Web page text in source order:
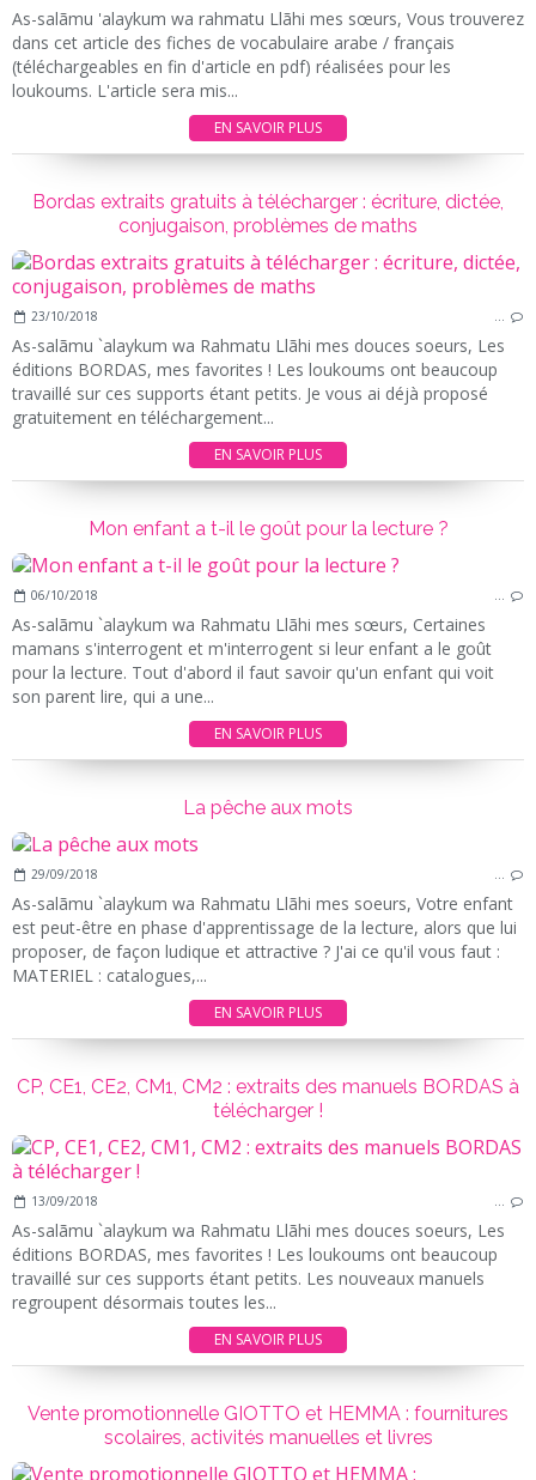
As-salãmu 'alaykum wa rahmatu Llãhi mes sœurs, Vous trouverez
dans cet article des fiches de vocabulaire arabe / français
(téléchargeables en fin d'article en pdf) réalisées pour les
loukoums. L'article sera mis...
EN SAVOIR PLUS
Bordas extraits gratuits à télécharger : écriture, dictée,
conjugaison, problèmes de maths
23/10/2018 …
As-salãmu `alaykum wa Rahmatu Llãhi mes douces soeurs, Les
éditions BORDAS, mes favorites ! Les loukoums ont beaucoup
travaillé sur ces supports étant petits. Je vous ai déjà proposé
gratuitement en téléchargement...
EN SAVOIR PLUS
Mon enfant a t-il le goût pour la lecture ?
06/10/2018 …
As-salãmu `alaykum wa Rahmatu Llãhi mes sœurs, Certaines
mamans s'interrogent et m'interrogent si leur enfant a le goût
pour la lecture. Tout d'abord il faut savoir qu'un enfant qui voit
son parent lire, qui a une...
EN SAVOIR PLUS
La pêche aux mots
29/09/2018 …
As-salãmu `alaykum wa Rahmatu Llãhi mes soeurs, Votre enfant
est peut-être en phase d'apprentissage de la lecture, alors que lui
proposer, de façon ludique et attractive ? J'ai ce qu'il vous faut :
MATERIEL : catalogues,...
EN SAVOIR PLUS
CP, CE1, CE2, CM1, CM2 : extraits des manuels BORDAS à
télécharger !
13/09/2018 …
As-salãmu `alaykum wa Rahmatu Llãhi mes douces soeurs, Les
éditions BORDAS, mes favorites ! Les loukoums ont beaucoup
travaillé sur ces supports étant petits. Les nouveaux manuels
regroupent désormais toutes les...
EN SAVOIR PLUS
Vente promotionnelle GIOTTO et HEMMA : fournitures
scolaires, activités manuelles et livres